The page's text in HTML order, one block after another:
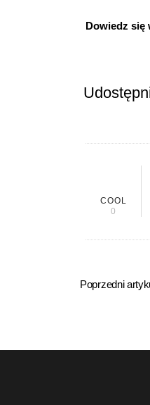
Dowiedz się
COOL
0
Poprzedni